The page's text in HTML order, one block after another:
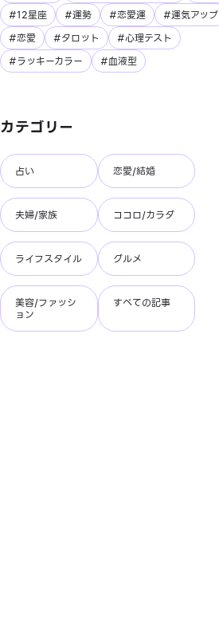
#12星座
#運勢 #恋愛運
#運気アップ
#恋愛
#タロット
#心理テスト
#ラッキーカラー
#血液型
カテゴリー
占い 恋愛/結婚
夫婦/家族 ココロ/カラダ
ライフスタイル グルメ
美容/ファッシ
ョン
すべての記事